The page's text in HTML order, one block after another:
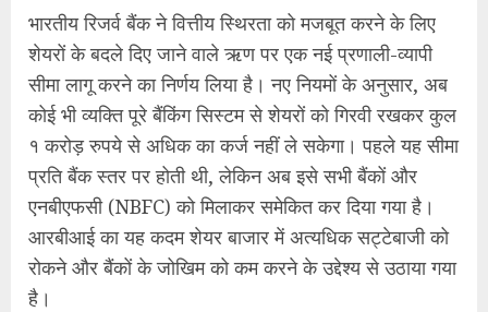
भारतीय रिजर्व बैंक ने वित्तीय स्थिरता को मजबूत करने के लिए
शेयरों के बदले दिए जाने वाले ऋण पर एक नई प्रणाली-व्यापी
सीमा लागू करने का निर्णय लिया है। नए नियमों के अनुसार, अब
कोई भी व्यक्ति पूरे बैंकिंग सिस्टम से शेयरों को गिरवी रखकर कुल
१ करोड़ रुपये से अधिक का कर्ज नहीं ले सकेगा। पहले यह सीमा
प्रति बैंक स्तर पर होती थी, लेकिन अब इसे सभी बैंकों और
एनबीएफसी (NBFC) को मिलाकर समेकित कर दिया गया है।
आरबीआई का यह कदम शेयर बाजार में अत्यधिक सट्टेबाजी को
रोकने और बैंकों के जोखिम को कम करने के उद्देश्य से उठाया गया
है।